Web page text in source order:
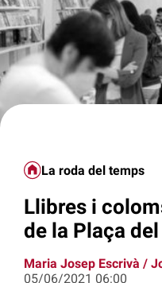
La roda del temps
Llibres i
de la Plaça
Maria Josep Escrivà /
05/06/2021 06:00